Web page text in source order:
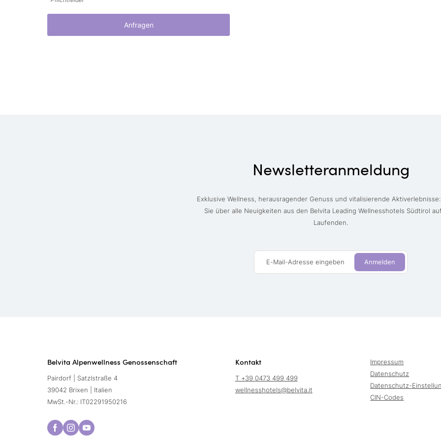
Anfragen
Newsletteranmeldung
Exklusive Wellness, herausragender Genuss und vitalisierende
Sie über alle Neuigkeiten aus den Belvita Leading Wellnesshotels Südtirol
Laufenden.
E-Mail-Adresse eingeben Anmelden
Belvita Alpenwellness Genossenschaft
Pairdorf | Satzlstraße 4
39042 Brixen | Italien
MwSt.-Nr.: IT02291950216
Kontakt
T +39 0473 499 499
wellnesshotels@belvita.it
Impressum
Datenschutz
Datenschutz-
CIN-Codes